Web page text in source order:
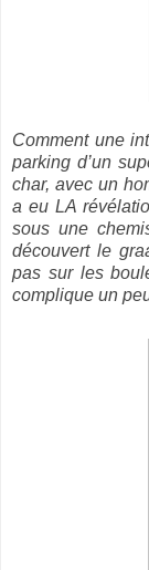
Comment une
parking d’un
char, avec un
a eu LA
sous une
découvert le
pas sur les
complique un